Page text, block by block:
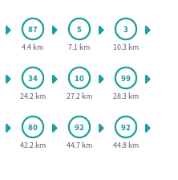
4.4 km 7.1 km 10.3 km
24.2 km 27.2 km 28.3 km
42.2 km 44.7 km 44.8 km